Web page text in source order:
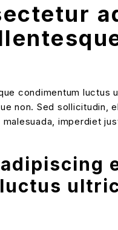
condimentum luctus
non. Sed sollicitudin,
imperdiet